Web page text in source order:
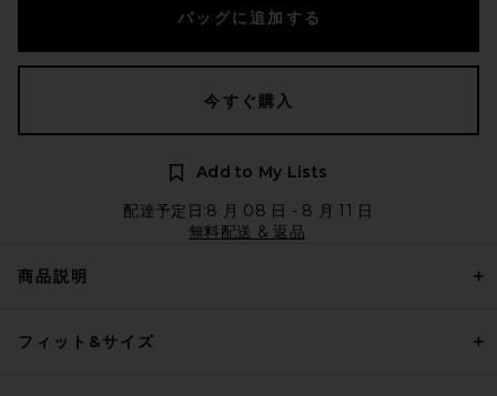
バッグに追加する
今すぐ購入
Add to My Lists
配達予定日:8 月 08 日 - 8 月 11 日
無料配送 & 返品
商品説明
フィット&サイズ